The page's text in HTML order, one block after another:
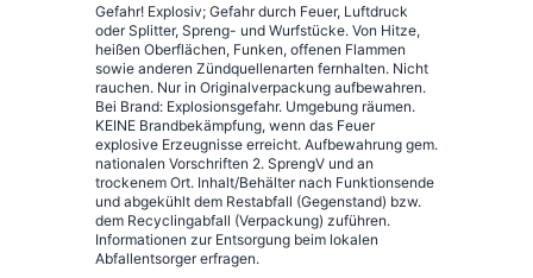
Gefahr! Explosiv; Gefahr durch Feuer, Luftdruck
oder Splitter, Spreng- und Wurfstücke. Von Hitze,
heißen Oberflächen, Funken, offenen Flammen
sowie anderen Zündquellenarten fernhalten. Nicht
rauchen. Nur in Originalverpackung aufbewahren.
Bei Brand: Explosionsgefahr. Umgebung räumen.
KEINE Brandbekämpfung, wenn das Feuer
explosive Erzeugnisse erreicht. Aufbewahrung gem.
nationalen Vorschriften 2. SprengV und an
trockenem Ort. Inhalt/Behälter nach Funktionsende
und abgekühlt dem Restabfall (Gegenstand) bzw.
dem Recyclingabfall (Verpackung) zuführen.
Informationen zur Entsorgung beim lokalen
Abfallentsorger erfragen.